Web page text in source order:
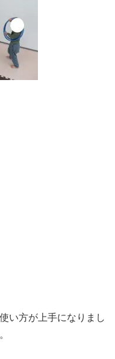
い方が上手になりまし